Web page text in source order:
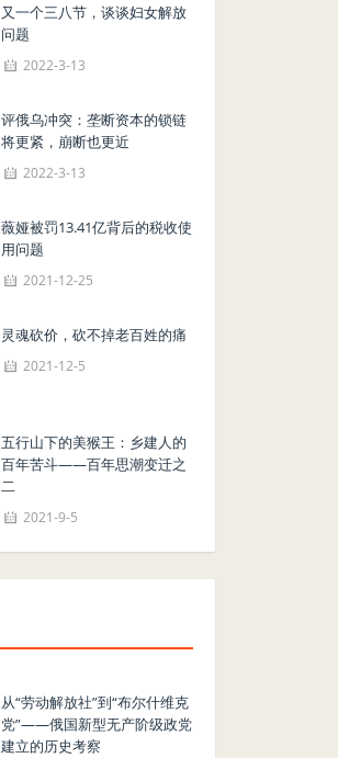
又一个三八节，谈谈妇女解放
问题
2022-3-13
评俄乌冲突：垄断资本的锁链
将更紧，崩断也更近
2022-3-13
薇娅被罚13.41亿背后的税收使
用问题
2021-12-25
灵魂砍价，砍不掉老百姓的痛
2021-12-5
五行山下的美猴王：乡建人的
百年苦斗——百年思潮变迁之
二
2021-9-5
从“劳动解放社”到“布尔什维克
党”——俄国新型无产阶级政党
建立的历史考察